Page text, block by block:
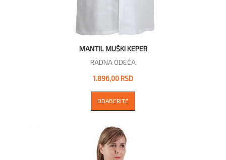
MANTIL MUŠKI KEPER
RADNA ODEĆA
1.896,00 RSD
ODABERITE